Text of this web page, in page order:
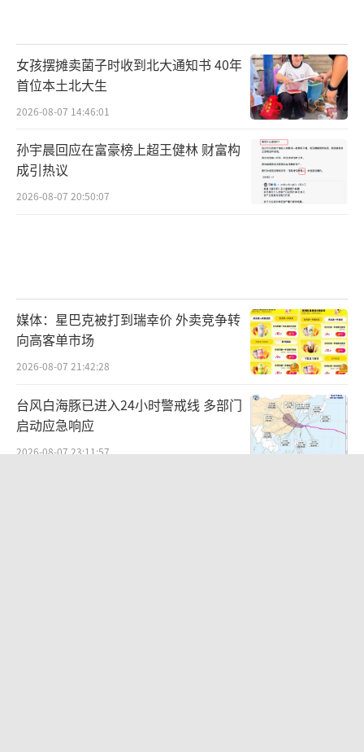
女孩摆摊卖菌子时收到北大通知书 40年
首位本土北大生
2026-08-07 14:46:01
孙宇晨回应在富豪榜上超王健林 财富构
成引热议
2026-08-07 20:50:07
媒体：星巴克被打到瑞幸价 外卖竞争转
向高客单市场
2026-08-07 21:42:28
台风白海豚已进入24小时警戒线 多部门
启动应急响应
2026-08-07 23:11:57